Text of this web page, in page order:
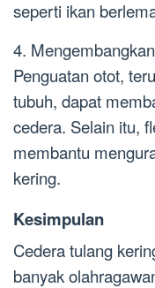
seperti ikan
4.
Penguatan otot,
tubuh, dapat
cedera. Selain itu,
membantu
kering.
Kesimpulan
Cedera tulang
banyak